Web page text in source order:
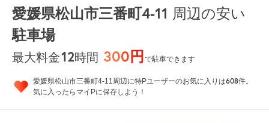
愛媛県松山市三番町4-11 周辺の安い
駐車場
最大料金12時間 300円で駐車できます
愛媛県松山市三番町4-11周辺に特Pユーザーのお気に入りは608件。
気に入ったらマイPに保存しよう！